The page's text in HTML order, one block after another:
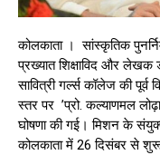
कोलकाता । सांस्कृतिक
प्रख्यात शिक्षाविद और लेखक
सावित्री गर्ल्स कॉलेज की पूर्व
स्तर पर ’प्रो. कल्याणमल
घोषणा की गई। मिशन के
कोलकाता में 26 दिसंबर से शुरू